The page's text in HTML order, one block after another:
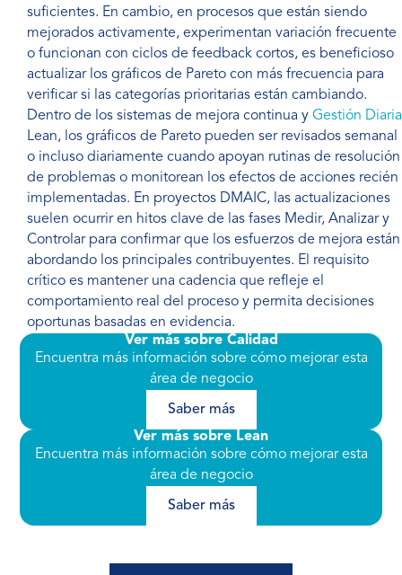
suficientes. En cambio, en procesos que están siendo
mejorados activamente, experimentan variación frecuente
o funcionan con ciclos de feedback cortos, es beneficioso
actualizar los gráficos de Pareto con más frecuencia para
verificar si las categorías prioritarias están cambiando.
Dentro de los sistemas de mejora continua y Gestión Diaria
Lean, los gráficos de Pareto pueden ser revisados semanal
o incluso diariamente cuando apoyan rutinas de resolución
de problemas o monitorean los efectos de acciones recién
implementadas. En proyectos DMAIC, las actualizaciones
suelen ocurrir en hitos clave de las fases Medir, Analizar y
Controlar para confirmar que los esfuerzos de mejora están
abordando los principales contribuyentes. El requisito
crítico es mantener una cadencia que refleje el
comportamiento real del proceso y permita decisiones
oportunas basadas en evidencia.
Ver más sobre Calidad
Encuentra más información sobre cómo mejorar esta
área de negocio
Saber más
Ver más sobre Lean
Encuentra más información sobre cómo mejorar esta
área de negocio
Saber más